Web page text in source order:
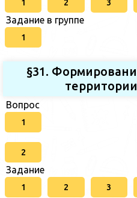
1 2 3
Задание в группе
1
§31.
Вопрос
1
2
Задание
1 2 3